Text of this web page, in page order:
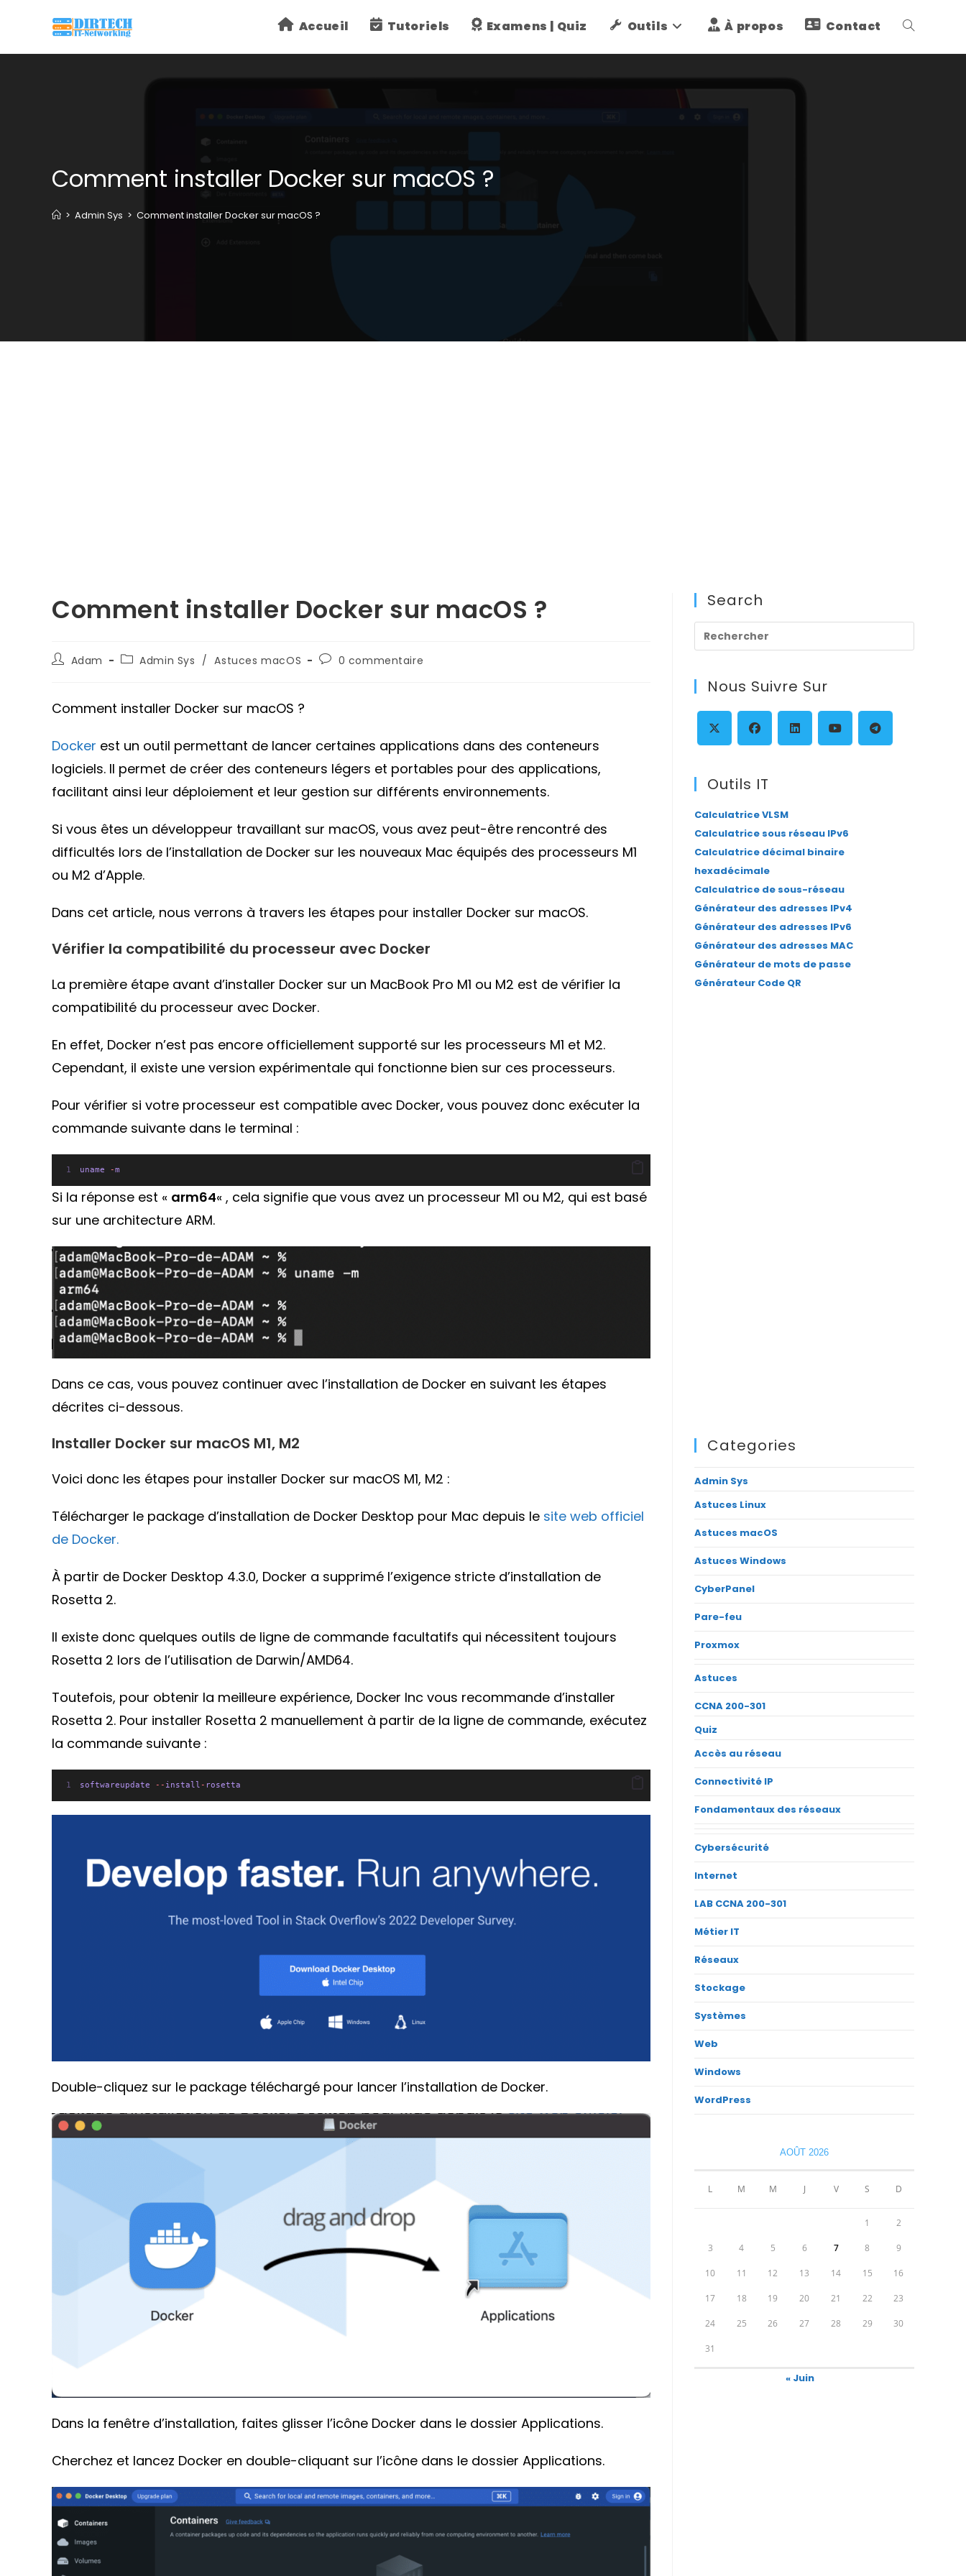
Accueil Tutoriels Examens | Quiz Outils À propos Contact Toggle
Comment installer Docker sur macOS ?
> Admin Sys > Comment installer Docker sur macOS ?
Comment installer Docker sur macOS ?
Auteur/autrice
Adam
PostAdmin Sys / Astuces macOS
Commentaires
0 commentaire
Comment installer Docker sur macOS ?
Docker est un outil permettant de lancer certaines applications dans des conteneurs
logiciels. Il permet de créer des conteneurs légers et portables pour des applications,
facilitant ainsi leur déploiement et leur gestion sur différents environnements.
Si vous êtes un développeur travaillant sur macOS, vous avez peut-être rencontré des
difficultés lors de l’installation de Docker sur les nouveaux Mac équipés des processeurs M1
ou M2 d’Apple.
Dans cet article, nous verrons à travers les étapes pour installer Docker sur macOS.
Vérifier la compatibilité du processeur avec Docker
La première étape avant d’installer Docker sur un MacBook Pro M1 ou M2 est de vérifier la
compatibilité du processeur avec Docker.
En effet, Docker n’est pas encore officiellement supporté sur les processeurs M1 et M2.
Cependant, il existe une version expérimentale qui fonctionne bien sur ces processeurs.
Pour vérifier si votre processeur est compatible avec Docker, vous pouvez donc exécuter la
commande suivante dans le terminal :
uname -m
Si la réponse est « arm64« , cela signifie que vous avez un processeur M1 ou M2, qui est basé
sur une architecture ARM.
Dans ce cas, vous pouvez continuer avec l’installation de Docker en suivant les étapes
décrites ci-dessous.
Installer Docker sur macOS M1, M2
Voici donc les étapes pour installer Docker sur macOS M1, M2 :
Télécharger le package d’installation de Docker Desktop pour Mac depuis le site web officiel
de Docker.
À partir de Docker Desktop 4.3.0, Docker a supprimé l’exigence stricte d’installation de
Rosetta 2.
Il existe donc quelques outils de ligne de commande facultatifs qui nécessitent toujours
Rosetta 2 lors de l’utilisation de Darwin/AMD64.
Toutefois, pour obtenir la meilleure expérience, Docker Inc vous recommande d’installer
Rosetta 2. Pour installer Rosetta 2 manuellement à partir de la ligne de commande, exécutez
la commande suivante :
softwareupdate -- install - rosetta
Double-cliquez sur le package téléchargé pour lancer l’installation de Docker.
Dans la fenêtre d’installation, faites glisser l’icône Docker dans le dossier Applications.
Cherchez et lancez Docker en double-cliquant sur l’icône dans le dossier Applications.
Search
Escape
Nous Suivre Sur
dans
un
nouvel
onglet
dans
nouvel
onglet
nouvel
onglet onglet
Outils IT
Calculatrice VLSM
Calculatrice sous réseau IPv6
Calculatrice décimal binaire
hexadécimale
Calculatrice de sous-réseau
Générateur des adresses IPv4
Générateur des adresses IPv6
Générateur des adresses MAC
Générateur de mots de passe
Générateur Code QR
Categories
Admin Sys
Astuces Linux
Astuces macOS
Astuces Windows
CyberPanel
Pare-feu
Proxmox
Astuces
CCNA 200-301
Quiz
Accès au réseau
Connectivité IP
Fondamentaux des réseaux
Cybersécurité
Internet
LAB CCNA 200-301
Métier IT
Réseaux
Stockage
Systèmes
Web
Windows
WordPress
AOÛT 2026
L M M J V S D
1 2
3 4 5 6 7 8 9
10 11 12 13 14 15 16
17 18 19 20 21 22 23
24 25 26 27 28 29 30
31
« Juin